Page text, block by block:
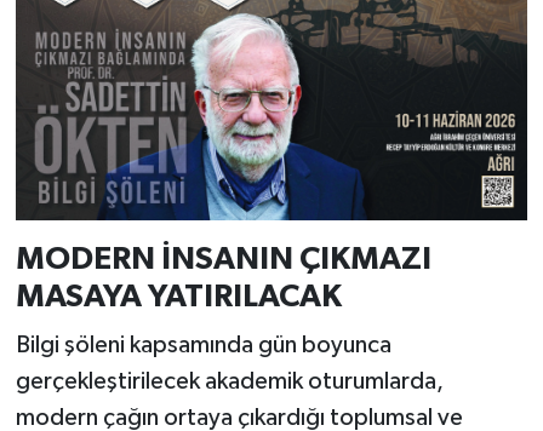
MODERN İNSANIN ÇIKMAZI
MASAYA YATIRILACAK
Bilgi şöleni kapsamında gün boyunca
gerçekleştirilecek akademik oturumlarda,
modern çağın ortaya çıkardığı toplumsal ve